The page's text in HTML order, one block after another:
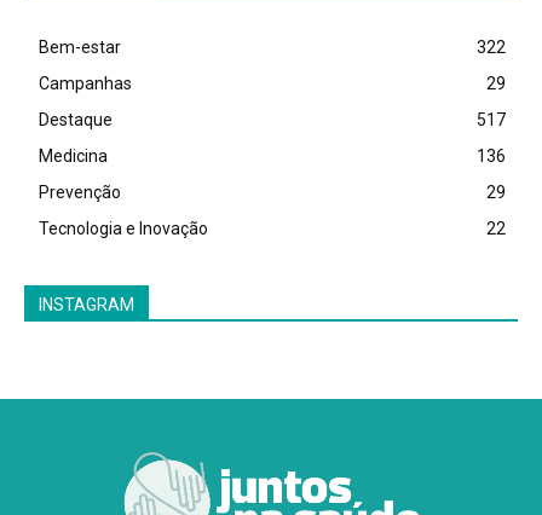
Bem-estar
322
Campanhas
29
Destaque
517
Medicina
136
Prevenção
29
Tecnologia e Inovação
22
INSTAGRAM